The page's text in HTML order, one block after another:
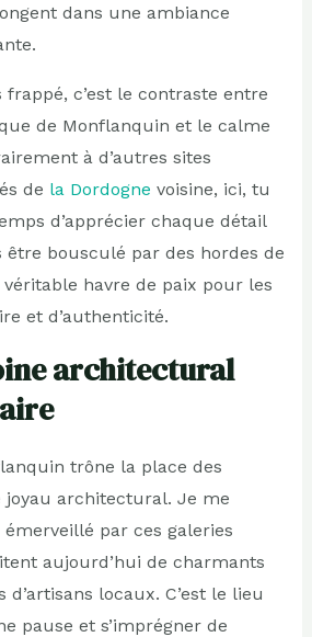
dans une ambiance
frappé, c’est le contraste entre
de Monflanquin et le calme
à d’autres sites
de la Dordogne voisine, ici, tu
d’apprécier chaque détail
bousculé par des hordes de
véritable havre de paix pour les
et d’authenticité.
architectural
trône la place des
joyau architectural. Je me
par ces galeries
aujourd’hui de charmants
locaux. C’est le lieu
pause et s’imprégner de